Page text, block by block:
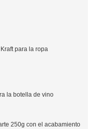
para la ropa
la botella de vino
250g con el acabamiento